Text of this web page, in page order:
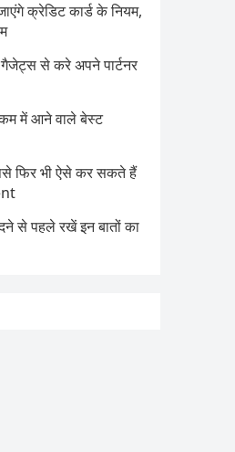
क्रेडिट कार्ड के नियम,
से करे अपने पार्टनर
में आने वाले बेस्ट
फिर भी ऐसे कर सकते हैं
से पहले रखें इन बातों का